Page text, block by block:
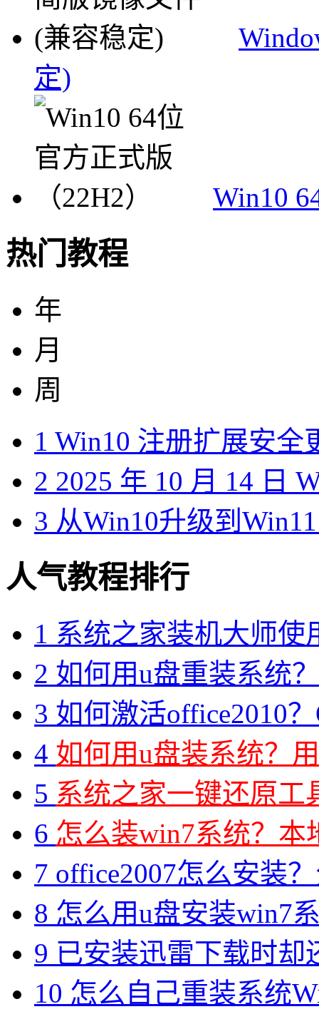
定)
Win10
热门教程
年
月
周
1 Win10 注册扩展安全
2 2025 年 10 月 14 日
3 从Win10升级到
人气教程排行
1 系统之家装机大师使
2 如何用u盘重装系统
3 如何激活office2010
4 如何用u盘装系统？
5 系统之家一键还原工
6 怎么装win7系统？本
7 office2007怎么安装
8 怎么用u盘安装win7
9 已安装迅雷下载时却
10 怎么自己重装系统